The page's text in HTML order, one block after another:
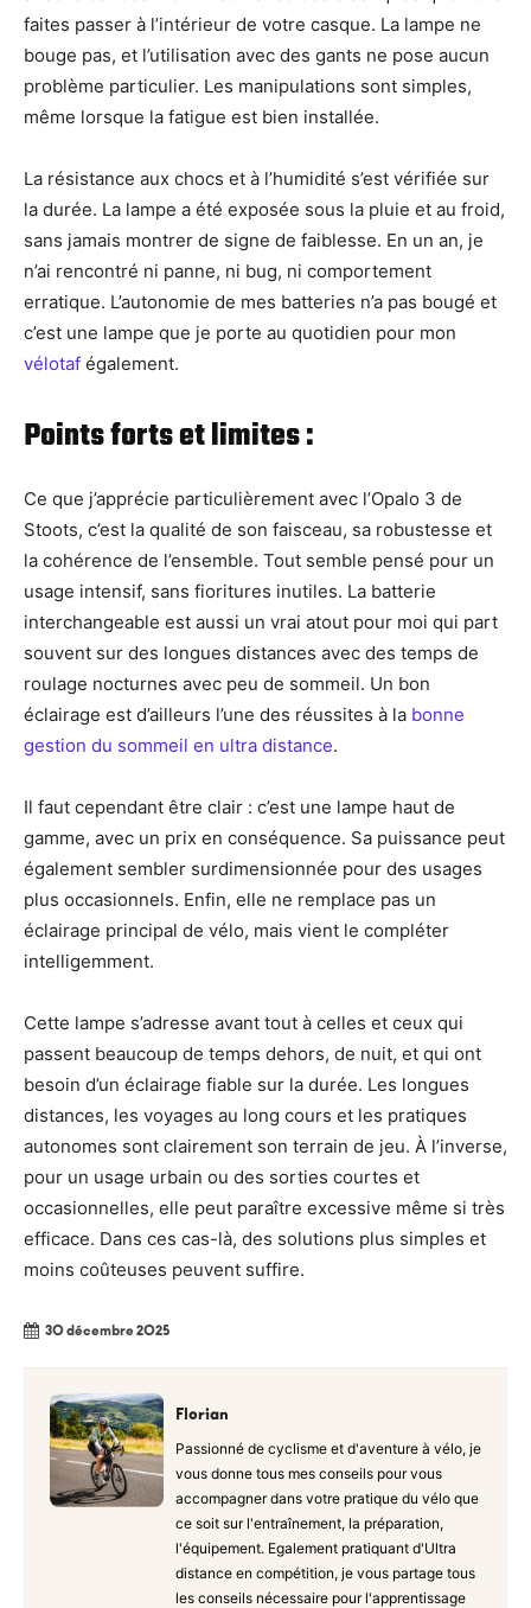
faites passer à l’intérieur de votre casque. La lampe ne
bouge pas, et l’utilisation avec des gants ne pose aucun
problème particulier. Les manipulations sont simples,
même lorsque la fatigue est bien installée.
La résistance aux chocs et à l’humidité s’est vérifiée sur
la durée. La lampe a été exposée sous la pluie et au froid,
sans jamais montrer de signe de faiblesse. En un an, je
n’ai rencontré ni panne, ni bug, ni comportement
erratique. L’autonomie de mes batteries n’a pas bougé et
c’est une lampe que je porte au quotidien pour mon
vélotaf également.
Points forts et limites :
Ce que j’apprécie particulièrement avec l’Opalo 3 de
Stoots, c’est la qualité de son faisceau, sa robustesse et
la cohérence de l’ensemble. Tout semble pensé pour un
usage intensif, sans fioritures inutiles. La batterie
interchangeable est aussi un vrai atout pour moi qui part
souvent sur des longues distances avec des temps de
roulage nocturnes avec peu de sommeil. Un bon
éclairage est d’ailleurs l’une des réussites à la bonne
gestion du sommeil en ultra distance.
Il faut cependant être clair : c’est une lampe haut de
gamme, avec un prix en conséquence. Sa puissance peut
également sembler surdimensionnée pour des usages
plus occasionnels. Enfin, elle ne remplace pas un
éclairage principal de vélo, mais vient le compléter
intelligemment.
Cette lampe s’adresse avant tout à celles et ceux qui
passent beaucoup de temps dehors, de nuit, et qui ont
besoin d’un éclairage fiable sur la durée. Les longues
distances, les voyages au long cours et les pratiques
autonomes sont clairement son terrain de jeu. À l’inverse,
pour un usage urbain ou des sorties courtes et
occasionnelles, elle peut paraître excessive même si très
efficace. Dans ces cas-là, des solutions plus simples et
moins coûteuses peuvent suffire.
30 décembre 2025
Florian
Passionné de cyclisme et d'aventure à vélo, je
vous donne tous mes conseils pour vous
accompagner dans votre pratique du vélo que
ce soit sur l'entraînement, la préparation,
l'équipement. Egalement pratiquant d'Ultra
distance en compétition, je vous partage tous
les conseils nécessaire pour l'apprentissage